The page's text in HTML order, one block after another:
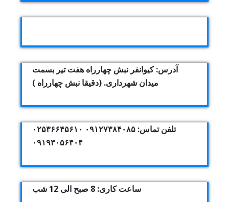
آدرس: کیوانفر نبش چهارراه هفت تیر بسمت
میدان شهرداری. (دقیقا نبش چهارراه )
تلفن تماس: ۰۹۱۲۷۳۸۴۰۸۵ ۰۲۵۳۶۶۴۵۶۱۰
۰۹۱۹۳۰۵۶۴۰۴
ساعت کاری: 8 صبح الی 12 شب